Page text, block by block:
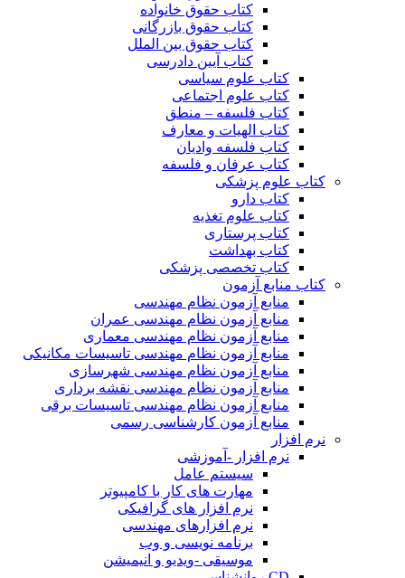
کتاب حقوق خانواده
کتاب حقوق بازرگانی
کتاب حقوق بین الملل
کتاب آیین دادرسی
کتاب علوم سیاسی
کتاب علوم اجتماعی
کتاب فلسفه – منطق
کتاب الهیات و معارف
کتاب فلسفه وادیان
کتاب عرفان و فلسفه
کتاب علوم پزشکی
کتاب دارو
کتاب علوم تغذیه
کتاب پرستاری
کتاب بهداشت
کتاب تخصصی پزشکی
کتاب منابع آزمون
منابع آزمون نظام مهندسی
منابع آزمون نظام مهندسی عمران
منابع آزمون نظام مهندسی معماری
منابع آزمون نظام مهندسی تاسیسات مکانیکی
منابع آزمون نظام مهندسی شهرسازی
منابع آزمون نظام مهندسی نقشه برداری
منابع آزمون نظام مهندسی تاسیسات برقی
منابع آزمون کارشناسی رسمی
نرم افزار
نرم افزار -آموزشی
سیستم عامل
مهارت های کار با کامپیوتر
نرم افزار های گرافیکی
نرم افزارهای مهندسی
برنامه نویسی و وب
موسیقی -ویدیو و انیمیشن